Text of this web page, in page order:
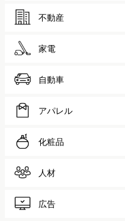
不動産
家電
自動車
アパレル
化粧品
人材
広告